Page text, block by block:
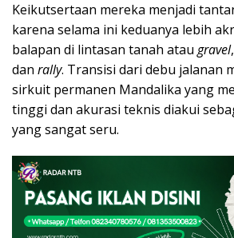
Keikutsertaan mereka menjadi
karena selama ini keduanya lebih
balapan di lintasan tanah atau gravel
dan rally. Transisi dari debu jalanan
sirkuit permanen Mandalika yang
tinggi dan akurasi teknis diakui
yang sangat seru.